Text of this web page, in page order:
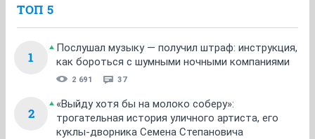
ТОП 5
1
Послушал музыку — получил штраф: инструкция,
как бороться с шумными ночными компаниями
2 691 37
2
«Выйду хотя бы на молоко соберу»:
трогательная история уличного артиста, его
куклы-дворника Семена Степановича